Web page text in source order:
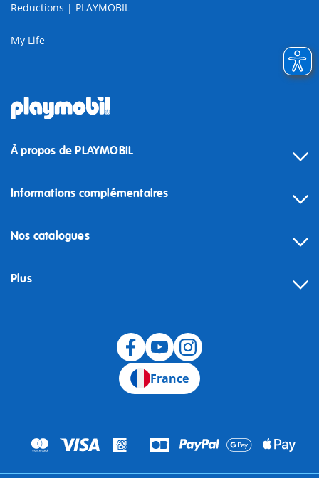
Reductions | PLAYMOBIL
My Life
À propos de PLAYMOBIL
Informations complémentaires
Nos catalogues
Plus
France